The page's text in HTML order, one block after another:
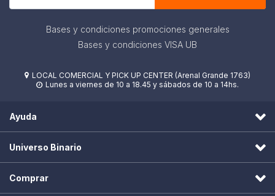
Bases y condiciones promociones generales
Bases y condiciones VISA UB
 LOCAL COMERCIAL Y PICK UP CENTER (Arenal Grande 1763)
 Lunes a viernes de 10 a 18.45 y sábados de 10 a 14hs.
Ayuda
Universo Binario
Comprar